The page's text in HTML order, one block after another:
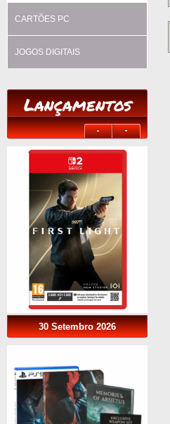
CARTÕES PC
JOGOS DIGITAIS
Lançamentos
30 Setembro 2026